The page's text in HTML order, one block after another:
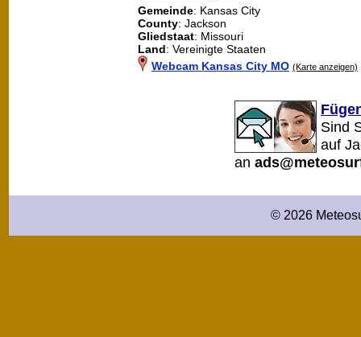
Gemeinde: Kansas City
County: Jackson
Gliedstaat: Missouri
Land: Vereinigte Staaten
Webcam Kansas City MO (Karte anzeigen)
Sind
auf
an
© 2026